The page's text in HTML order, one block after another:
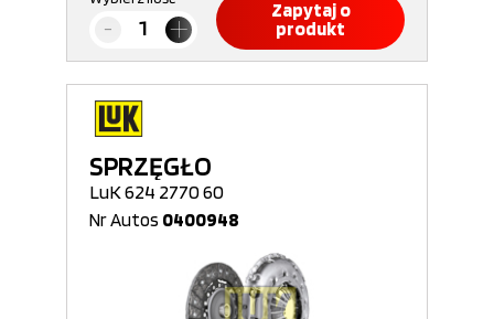
Zapytaj o
produkt
SPRZĘGŁO
LuK 624 2770 60
Nr Autos 0400948